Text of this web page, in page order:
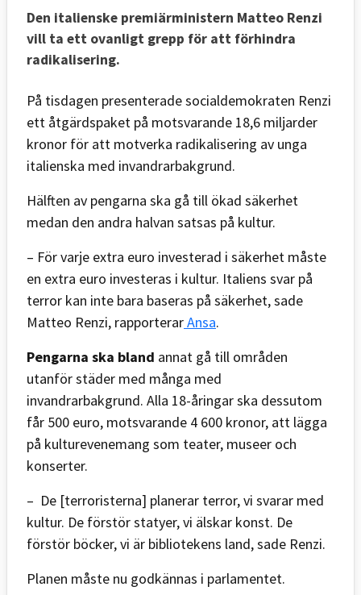
Den italienske premiärministern Matteo Renzi
vill ta ett ovanligt grepp för att förhindra
radikalisering.
På tisdagen presenterade socialdemokraten Renzi
ett åtgärdspaket på motsvarande 18,6 miljarder
kronor för att motverka radikalisering av unga
italienska med invandrarbakgrund.
Hälften av pengarna ska gå till ökad säkerhet
medan den andra halvan satsas på kultur.
– För varje extra euro investerad i säkerhet måste
en extra euro investeras i kultur. Italiens svar på
terror kan inte bara baseras på säkerhet, sade
Matteo Renzi, rapporterarAnsa.
Pengarna ska bland annat gå till områden
utanför städer med många med
invandrarbakgrund. Alla 18-åringar ska dessutom
får 500 euro, motsvarande 4 600 kronor, att lägga
på kulturevenemang som teater, museer och
konserter.
– De [terroristerna] planerar terror, vi svarar med
kultur. De förstör statyer, vi älskar konst. De
förstör böcker, vi är bibliotekens land, sade Renzi.
Planen måste nu godkännas i parlamentet.